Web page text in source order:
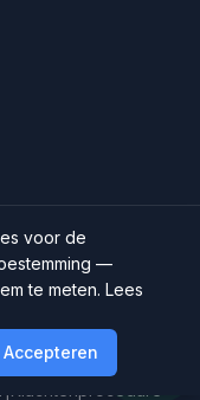
voor de
—
te meten. Lees
Accepteren